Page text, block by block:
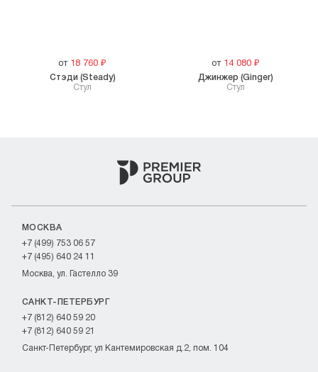
от 18 760 ₽
Стул
Стэди (Steady)
от 14 080₽
Стул
Джинжер (Ginger)
МОСКВА
+7 (499) 753 06 57
+7 (495) 640 24 11
Москва, ул. Гастелло 39
САНКТ-ПЕТЕРБУРГ
+7 (812) 640 59 20
+7 (812) 640 59 21
Санкт-Петербург, ул Кантемировская д.2, пом. 104